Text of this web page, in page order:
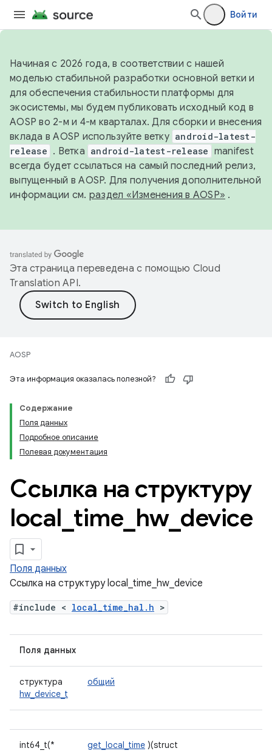
Войти
Начиная с 2026 года, в соответствии с нашей
моделью стабильной разработки основной ветки и
для обеспечения стабильности платформы для
экосистемы, мы будем публиковать исходный код в
AOSP во 2-м и 4-м кварталах. Для сборки и внесения
вклада в AOSP используйте ветку android-latest-
release . Ветка android-latest-release manifest
всегда будет ссылаться на самый последний релиз,
выпущенный в AOSP. Для получения дополнительной
информации см. раздел «Изменения в AOSP» .
Эта страница переведена с помощью Cloud
Translation API.
AOSP
Эта информация оказалась полезной?
Содержание
Поля данных
Подробное описание
Полевая документация
Ссылка на структуру
local time hw_ device
Поля данных
Ссылка на структуру local_time_hw_device
#include < local_time_hal.h >
Поля данных
структура
hw_device_t
общий
int64_t(* get_local_time )(struct